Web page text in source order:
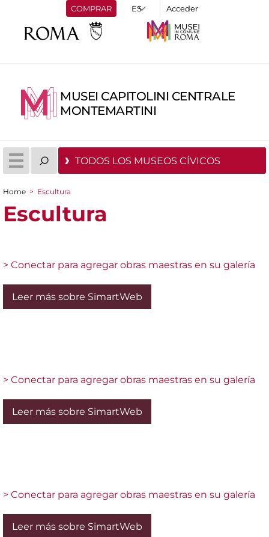
COMPRAR Acceder
MUSEI CAPITOLINI CENTRALE
MONTEMARTINI
TODOS LOS MUSEOS CÍVICOS
You are here
Home > Escultura
Escultura
> Conectar para agregar obras maestras en su galería
Leer más sobre SimartWeb
> Conectar para agregar obras maestras en su galería
Leer más sobre SimartWeb
> Conectar para agregar obras maestras en su galería
Leer más sobre SimartWeb